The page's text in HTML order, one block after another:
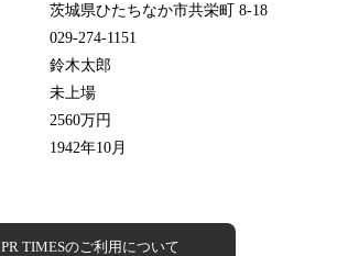
茨城県ひたちなか市共栄町 8-18
029-274-1151
鈴木太郎
未上場
2560万円
1942年10月
PR TIMESのご利用について